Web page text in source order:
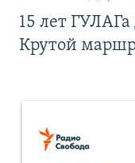
15 лет
Крутой